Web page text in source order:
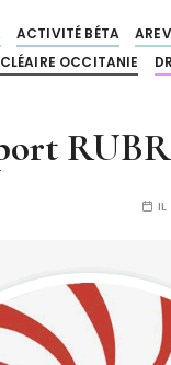
ACTIVITÉ BÉTA
OCCITANIE